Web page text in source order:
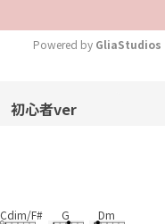
Powered by GliaStudios
初心者ver
Cdim/F# G Dm